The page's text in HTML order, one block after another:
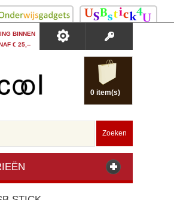
BINNEN
€ 25,--
0 item(s)
Zoeken